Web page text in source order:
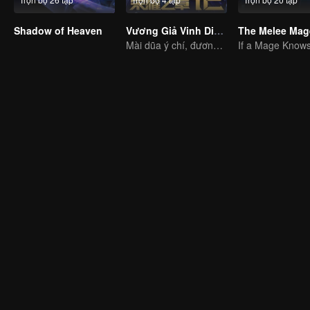
Shadow of Heaven
Vương Giả Vinh Diệu - Vinh Diệu Chi Chương: Mệnh Vận Thiên
Mài dũa ý chí, đương đầu số phận
The Melee